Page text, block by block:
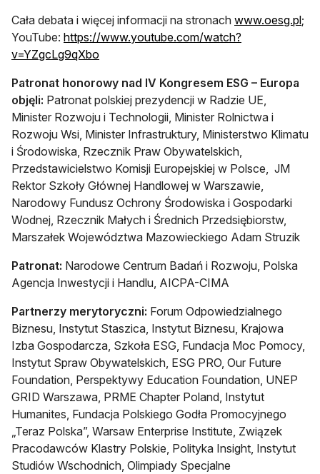
Cała debata i więcej informacji na stronach www.oesg.pl;
YouTube: https://www.youtube.com/watch?
v=YZgcLg9qXbo
Patronat honorowy nad IV Kongresem ESG – Europa
objęli: Patronat polskiej prezydencji w Radzie UE,
Minister Rozwoju i Technologii, Minister Rolnictwa i
Rozwoju Wsi, Minister Infrastruktury, Ministerstwo Klimatu
i Środowiska, Rzecznik Praw Obywatelskich,
Przedstawicielstwo Komisji Europejskiej w Polsce, JM
Rektor Szkoły Głównej Handlowej w Warszawie,
Narodowy Fundusz Ochrony Środowiska i Gospodarki
Wodnej, Rzecznik Małych i Średnich Przedsiębiorstw,
Marszałek Województwa Mazowieckiego Adam Struzik
Patronat: Narodowe Centrum Badań i Rozwoju, Polska
Agencja Inwestycji i Handlu, AICPA-CIMA
Partnerzy merytoryczni: Forum Odpowiedzialnego
Biznesu, Instytut Staszica, Instytut Biznesu, Krajowa
Izba Gospodarcza, Szkoła ESG, Fundacja Moc Pomocy,
Instytut Spraw Obywatelskich, ESG PRO, Our Future
Foundation, Perspektywy Education Foundation, UNEP
GRID Warszawa, PRME Chapter Poland, Instytut
Humanites, Fundacja Polskiego Godła Promocyjnego
„Teraz Polska”, Warsaw Enterprise Institute, Związek
Pracodawców Klastry Polskie, Polityka Insight, Instytut
Studiów Wschodnich, Olimpiady Specjalne